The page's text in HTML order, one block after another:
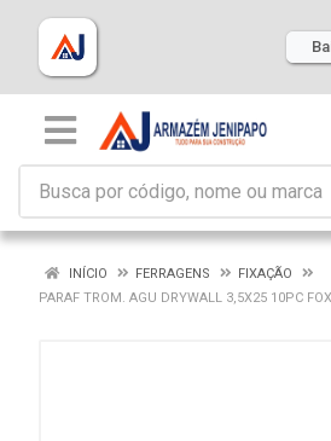
INÍCIO FERRAGENS
FIXAÇÃO
PARAF TROM. AGU DRYWALL 3,5X25 10PC